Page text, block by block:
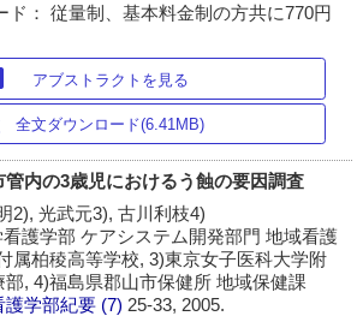
ド： 従量制、基本料金制の方共に770円
アブストラクトを見る
全文ダウンロード(6.41MB)
管内の3歳児におけるう蝕の要因調査
2), 光武元3), 古川利枝4)
護学部 ケアシステム開発部門 地域看護
属柏稜高等学校, 3)東京女子医科大学附
, 4)福島県郡山市保健所 地域保健課
護学部紀要 (7) 25-33, 2005.